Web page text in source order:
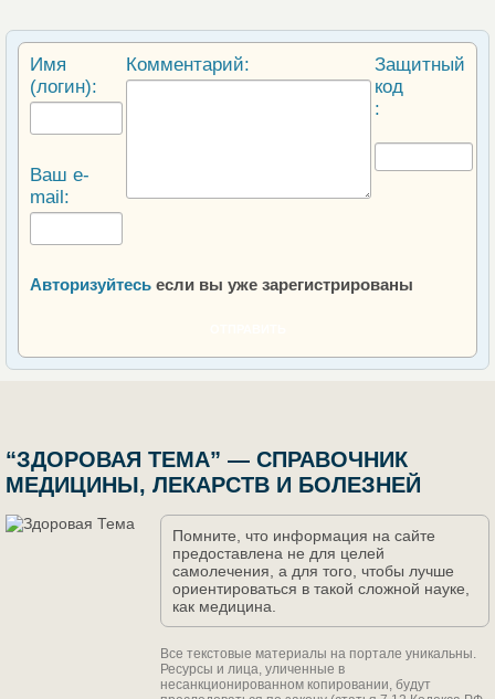
Имя
(логин):
Ваш e-
mail:
Комментарий:
Защитный
код
:
Авторизуйтесь если вы уже зарегистрированы
“ЗДОРОВАЯ ТЕМА” — СПРАВОЧНИК
МЕДИЦИНЫ, ЛЕКАРСТВ И БОЛЕЗНЕЙ
Помните, что информация на сайте
предоставлена не для целей
самолечения, а для того, чтобы лучше
ориентироваться в такой сложной науке,
как медицина.
Все текстовые материалы на портале уникальны.
Ресурсы и лица, уличенные в
несанкционированном копировании, будут